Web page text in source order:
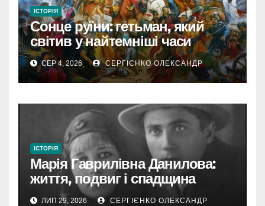
ІСТОРІЯ
Сонце руїни: гетьман, який
світив у найтемніші часи
України
СЕР 4, 2026 СЕРГІЄНКО ОЛЕКСАНДР
ІСТОРІЯ
Марія Гаврилівна Данилова:
життя, подвиг і спадщина
новомучениці
ЛИП 29, 2026 СЕРГІЄНКО ОЛЕКСАНДР